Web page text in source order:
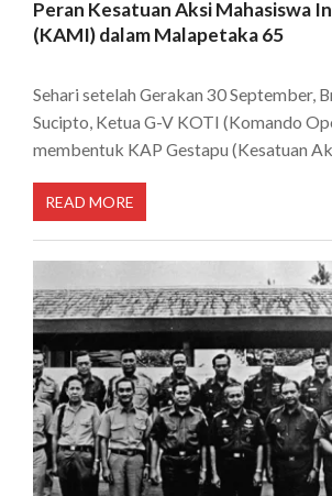
Peran Kesatuan Aksi Mahasiswa
(KAMI) dalam Malapetaka 65
Sehari setelah Gerakan 30 September,
Sucipto, Ketua G-V KOTI (Komando
membentuk KAP Gestapu (Kesatuan
READ MORE